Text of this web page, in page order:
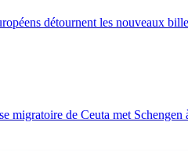
détournent les nouveaux
migratoire de Ceuta met Schengen